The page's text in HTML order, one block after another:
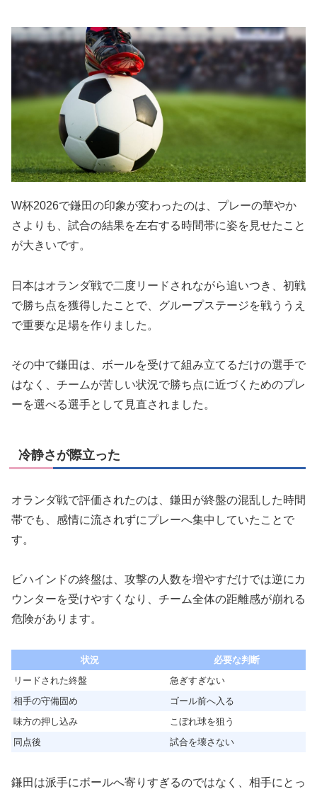
W杯2026で鎌田の印象が変わったのは、プレーの華やか
さよりも、試合の結果を左右する時間帯に姿を見せたこと
が大きいです。
日本はオランダ戦で二度リードされながら追いつき、初戦
で勝ち点を獲得したことで、グループステージを戦ううえ
で重要な足場を作りました。
その中で鎌田は、ボールを受けて組み立てるだけの選手で
はなく、チームが苦しい状況で勝ち点に近づくためのプレ
ーを選べる選手として見直されました。
冷静さが際立った
オランダ戦で評価されたのは、鎌田が終盤の混乱した時間
帯でも、感情に流されずにプレーへ集中していたことで
す。
ビハインドの終盤は、攻撃の人数を増やすだけでは逆にカ
ウンターを受けやすくなり、チーム全体の距離感が崩れる
危険があります。
状況
必要な判断
リードされた終盤
急ぎすぎない
相手の守備固め
ゴール前へ入る
味方の押し込み
こぼれ球を狙う
同点後
試合を壊さない
鎌田は派手にボールへ寄りすぎるのではなく、相手にとっ